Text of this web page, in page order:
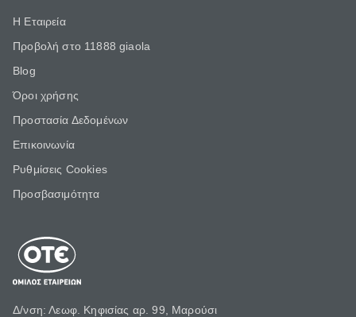
Η Εταιρεία
Προβολή στο 11888 giaola
Blog
Όροι χρήσης
Προστασία Δεδομένων
Επικοινωνία
Ρυθμίσεις Cookies
Προσβασιμότητα
Δ/νση: Λεωφ. Κηφισίας αρ. 99, Μαρούσι